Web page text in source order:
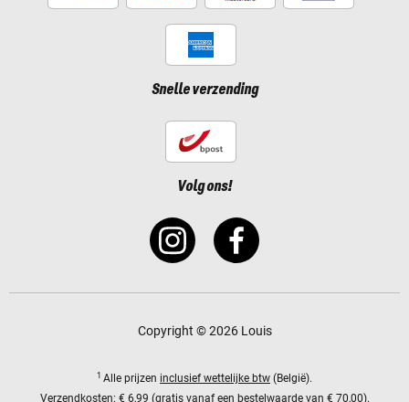
Snelle verzending
Volg ons!
Copyright © 2026 Louis
1 Alle prijzen inclusief wettelijke btw (België).
Verzendkosten: € 6,99 (gratis vanaf een bestelwaarde van € 70,00).